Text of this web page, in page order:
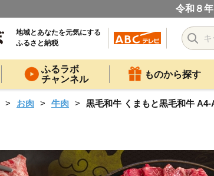
令和８
地域とあなたを元気にする
ふるさと納税
ふるラボ
チャンネル
ものから探す
お肉 牛肉 黒毛和牛 くまもと黒毛和牛